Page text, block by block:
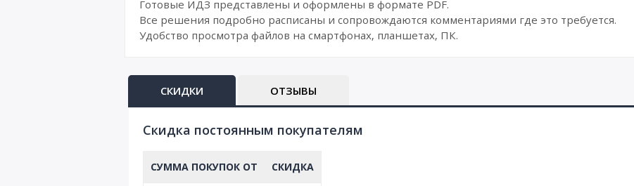
Готовые ИДЗ представлены и оформлены в формате PDF.
Все решения подробно расписаны и сопровождаются комментариями где это требуется.
Удобство просмотра файлов на смартфонах, планшетах, ПК.
СКИДКИ ОТЗЫВЫ
Cкидка постоянным покупателям
СУММА ПОКУПОК ОТ СКИДКА